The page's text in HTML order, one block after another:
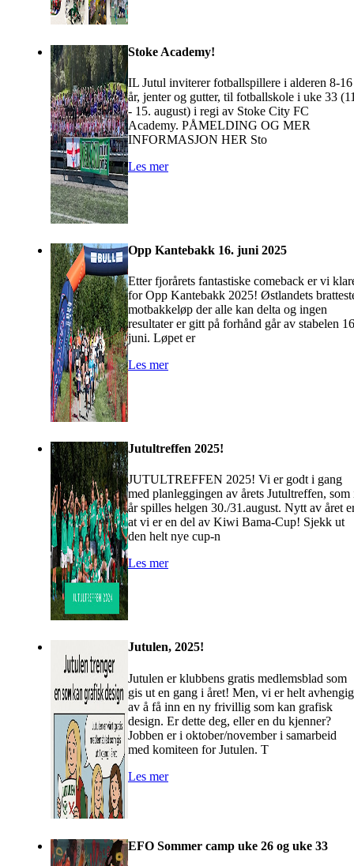
Stoke Academy!
IL Jutul inviterer fotballspillere i alderen 8-16
år, jenter og gutter, til fotballskole i uke 33
- 15. august) i regi av Stoke City FC
Academy. PÅMELDING OG MER
INFORMASJON HER Sto
Les mer
Opp Kantebakk 16. juni 2025
Etter fjorårets fantastiske comeback er vi
for Opp Kantebakk 2025! Østlandets
motbakkeløp der alle kan delta og ingen
resultater er gitt på forhånd går av stabelen
juni. Løpet er
Les mer
Jutultreffen 2025!
JUTULTREFFEN 2025! Vi er godt i gang
med planleggingen av årets Jutultreffen, som
år spilles helgen 30./31.august. Nytt av året
at vi er en del av Kiwi Bama-Cup! Sjekk ut
den helt nye cup-n
Les mer
Jutulen, 2025!
Jutulen er klubbens gratis medlemsblad som
gis ut en gang i året! Men, vi er helt
av å få inn en ny frivillig som kan grafisk
design. Er dette deg, eller en du kjenner?
Jobben er i oktober/november i samarbeid
med komiteen for Jutulen. T
Les mer
EFO Sommer camp uke 26 og uke 33